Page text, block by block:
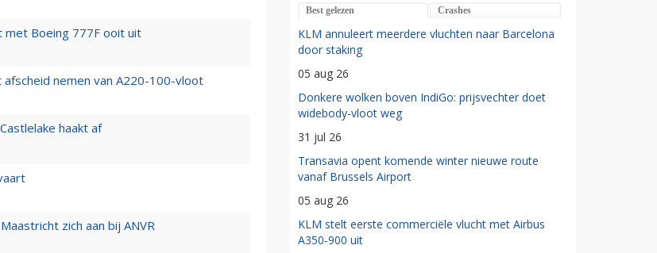
met Boeing 777F ooit uit
afscheid nemen van A220-100-vloot
haakt af
zich aan bij ANVR
Best gelezen Crashes
KLM annuleert meerdere vluchten naar Barcelona
door staking
05 aug 26
Donkere wolken boven IndiGo: prijsvechter doet
widebody-vloot weg
31 jul 26
Transavia opent komende winter nieuwe route
vanaf Brussels Airport
05 aug 26
KLM stelt eerste commerciële vlucht met Airbus
A350-900 uit